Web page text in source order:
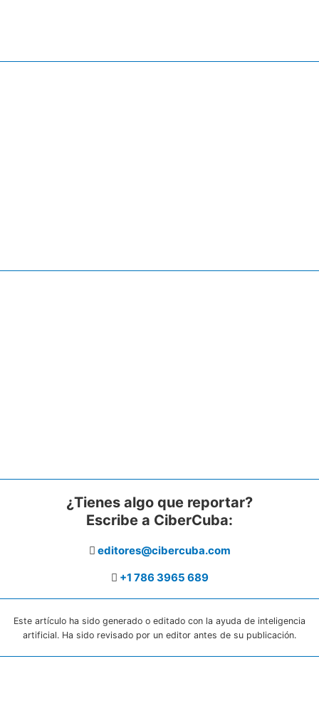
¿Tienes algo que reportar?
Escribe a CiberCuba:
editores@cibercuba.com
+1 786 3965 689
Este artículo ha sido generado o editado con la ayuda de inteligencia
artificial. Ha sido revisado por un editor antes de su publicación.